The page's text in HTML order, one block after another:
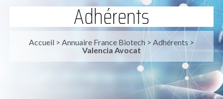
Adhérents
Accueil > Annuaire France Biotech > Adhérents >
Valencia Avocat